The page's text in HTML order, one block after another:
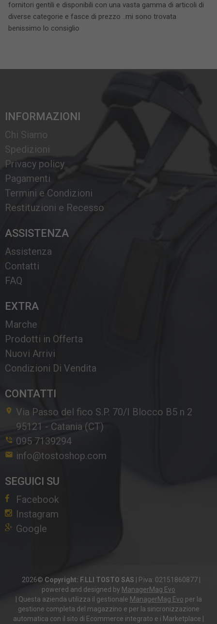
fornitori gentili e disponibili con una vasta gamma di articoli di
diverse categorie e fasce di prezzo ..mi sono trovata
benissimo lo consiglio
INFORMAZIONI
Chi Siamo
Spedizioni
Privacy policy
Pagamenti
Termini e Condizioni
Restituzioni e Recesso
ASSISTENZA
Assistenza
Contatti
FAQ
EXTRA
Marche
Prodotti in Offerta
Nuovi Arrivi
Condizioni Di Vendita
CONTATTI
Via Passo del fico S.P. 70/I Blocco B5 n 2
95121 - Catania (CT)
095 7139294
info@tostoshop.com
SEGUICI SU
Facebook
Instagram
Google
2026© Copyright: F.LLI TOSTO SAS P.iva: 02151860877|
powered and designed by ManagerMag Evo
| Questa azienda utilizza il gestionale ManagerMag Evo per la
gestione completa del magazzino e per la sincronizzazione
automatica con il sito di Ecommerce integrato e i Marketplace |